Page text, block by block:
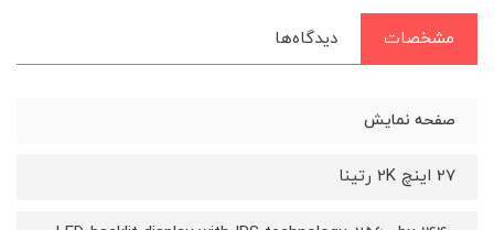
مشخصات دیدگاه‌ها
صفحه نمایش
27 اینچ 2K رتینا